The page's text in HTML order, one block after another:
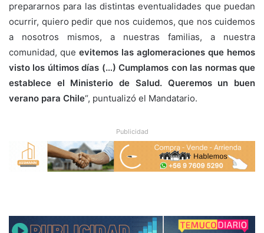
prepararnos para las distintas eventualidades que puedan
ocurrir, quiero pedir que nos cuidemos, que nos cuidemos
a nosotros mismos, a nuestras familias, a nuestra
comunidad, que evitemos las aglomeraciones que hemos
visto los últimos días (…) Cumplamos con las normas que
establece el Ministerio de Salud. Queremos un buen
verano para Chile“, puntualizó el Mandatario.
Publicidad